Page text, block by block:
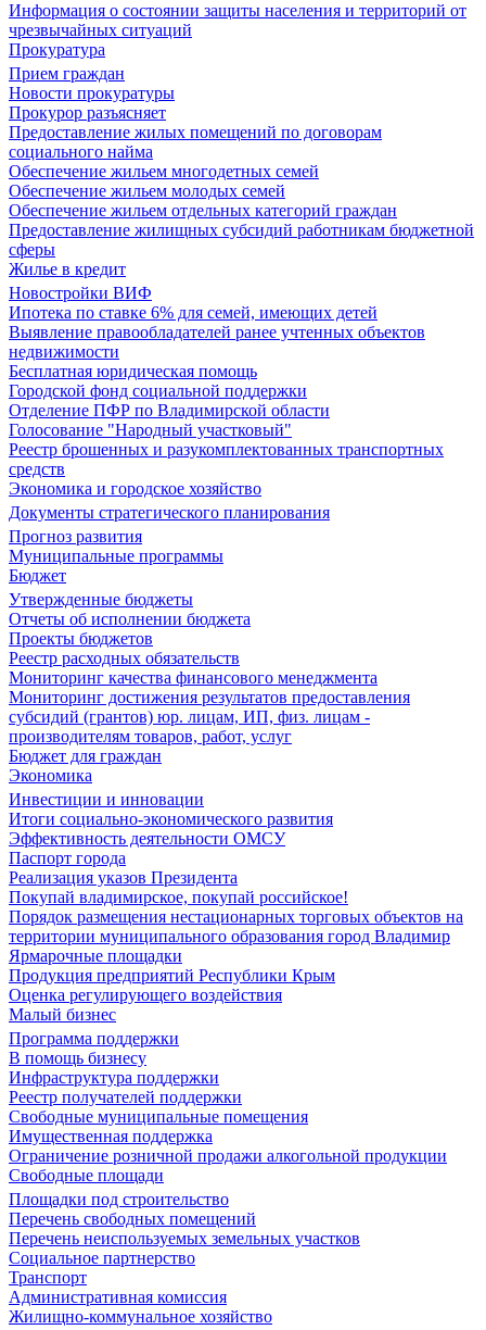
Информация о состоянии защиты населения и территорий от
чрезвычайных ситуаций
Прокуратура
Прием граждан
Новости прокуратуры
Прокурор разъясняет
Предоставление жилых помещений по договорам
социального найма
Обеспечение жильем многодетных семей
Обеспечение жильем молодых семей
Обеспечение жильем отдельных категорий граждан
Предоставление жилищных субсидий работникам бюджетной
сферы
Жилье в кредит
Новостройки ВИФ
Ипотека по ставке 6% для семей, имеющих детей
Выявление правообладателей ранее учтенных объектов
недвижимости
Бесплатная юридическая помощь
Городской фонд социальной поддержки
Отделение ПФР по Владимирской области
Голосование "Народный участковый"
Реестр брошенных и разукомплектованных транспортных
средств
Экономика и городское хозяйство
Документы стратегического планирования
Прогноз развития
Муниципальные программы
Бюджет
Утвержденные бюджеты
Отчеты об исполнении бюджета
Проекты бюджетов
Реестр расходных обязательств
Мониторинг качества финансового менеджмента
Мониторинг достижения результатов предоставления
субсидий (грантов) юр. лицам, ИП, физ. лицам -
производителям товаров, работ, услуг
Бюджет для граждан
Экономика
Инвестиции и инновации
Итоги социально-экономического развития
Эффективность деятельности ОМСУ
Паспорт города
Реализация указов Президента
Покупай владимирское, покупай российское!
Порядок размещения нестационарных торговых объектов на
территории муниципального образования город Владимир
Ярмарочные площадки
Продукция предприятий Республики Крым
Оценка регулирующего воздействия
Малый бизнес
Программа поддержки
В помощь бизнесу
Инфраструктура поддержки
Реестр получателей поддержки
Свободные муниципальные помещения
Имущественная поддержка
Ограничение розничной продажи алкогольной продукции
Свободные площади
Площадки под строительство
Перечень свободных помещений
Перечень неиспользуемых земельных участков
Социальное партнерство
Транспорт
Административная комиссия
Жилищно-коммунальное хозяйство